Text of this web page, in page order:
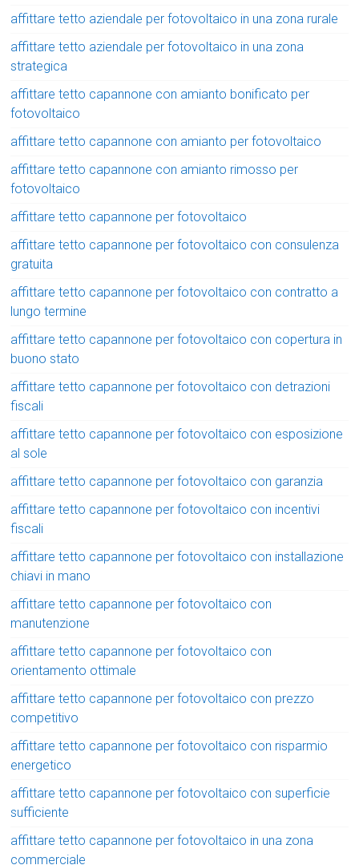
affittare tetto aziendale per fotovoltaico in una zona rurale
affittare tetto aziendale per fotovoltaico in una zona
strategica
affittare tetto capannone con amianto bonificato per
fotovoltaico
affittare tetto capannone con amianto per fotovoltaico
affittare tetto capannone con amianto rimosso per
fotovoltaico
affittare tetto capannone per fotovoltaico
affittare tetto capannone per fotovoltaico con consulenza
gratuita
affittare tetto capannone per fotovoltaico con contratto a
lungo termine
affittare tetto capannone per fotovoltaico con copertura in
buono stato
affittare tetto capannone per fotovoltaico con detrazioni
fiscali
affittare tetto capannone per fotovoltaico con esposizione
al sole
affittare tetto capannone per fotovoltaico con garanzia
affittare tetto capannone per fotovoltaico con incentivi
fiscali
affittare tetto capannone per fotovoltaico con installazione
chiavi in mano
affittare tetto capannone per fotovoltaico con
manutenzione
affittare tetto capannone per fotovoltaico con
orientamento ottimale
affittare tetto capannone per fotovoltaico con prezzo
competitivo
affittare tetto capannone per fotovoltaico con risparmio
energetico
affittare tetto capannone per fotovoltaico con superficie
sufficiente
affittare tetto capannone per fotovoltaico in una zona
commerciale